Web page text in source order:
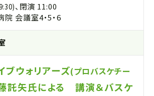
、閉演 11:00
院 会議室4・5・6
ブウォリアーズ(プロバスケチー
矢氏による 講演＆バスケ